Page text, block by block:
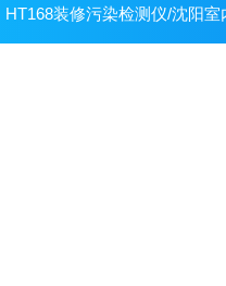
HT168装修污染检测仪/沈阳室内空气装